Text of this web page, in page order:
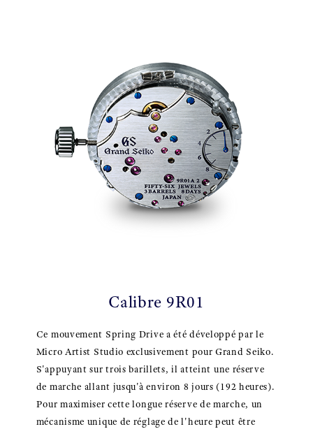
Calibre 9R01
Ce mouvement Spring Drive a été développé par le
Micro Artist Studio exclusivement pour Grand Seiko.
S'appuyant sur trois barillets, il atteint une réserve
de marche allant jusqu'à environ 8 jours (192 heures).
Pour maximiser cette longue réserve de marche, un
mécanisme unique de réglage de l'heure peut être